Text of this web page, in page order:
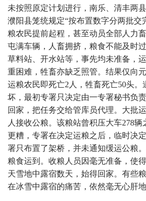
未按照原定计划进行，南乐、清丰两
濮阳县笼统规定“按布置数字分两批交
粮农民提前起程，甚至动员全部人力
屯满车辆，人畜拥挤，粮食不能及时
草料站、开水站等，事先均未准备，
重困难，牲畜亦缺乏照管。结果仅向
运粮农民即死亡2人，牲畜死亡50头。
坏，最初专署只决定由一专署秘书负
回家，把任务交给管库员代理。大批
人接收公粮。该粮站曾积压大车278
更糟，专署在决定运粮之后，临时决
署只布置了架桥，并未通知缓运公粮
粮食运到。收粮人员因毫无准备，使
天雪地中露宿数天，始得回家。有些
在冰雪中露宿的痛苦，依然毫无心肝地